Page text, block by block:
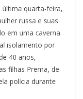
quarta-feira,
russa e suas
em uma caverna
isolamento por
40 anos,
filhas Prema, de
polícia durante